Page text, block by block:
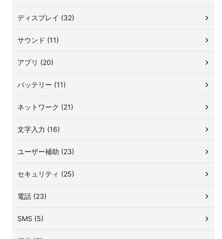
ディスプレイ (32)
サウンド (11)
アプリ (20)
バッテリー (11)
ネットワーク (21)
文字入力 (16)
ユーザー補助 (23)
セキュリティ (25)
電話 (23)
SMS (5)